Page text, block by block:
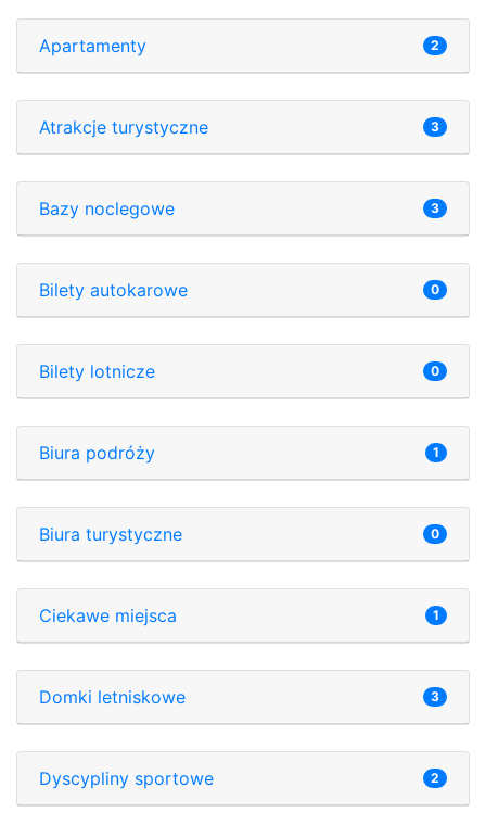
Apartamenty 2
Atrakcje turystyczne 3
Bazy noclegowe 3
Bilety autokarowe 0
Bilety lotnicze 0
Biura podróży 1
Biura turystyczne 0
Ciekawe miejsca 1
Domki letniskowe 3
Dyscypliny sportowe 2